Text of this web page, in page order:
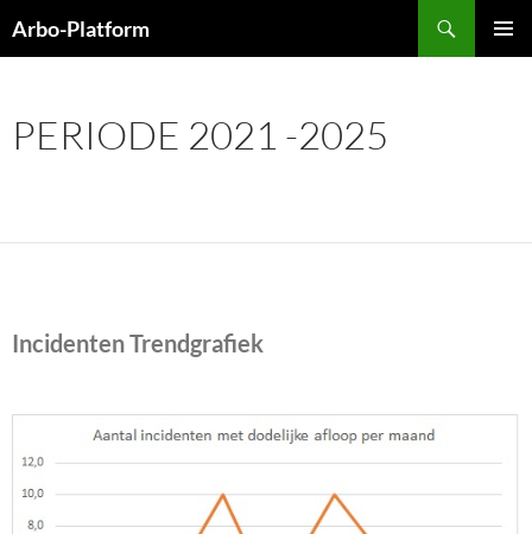
naar
Arbo-Platform
PERIODE 2021 -2025
Incidenten Trendgrafiek